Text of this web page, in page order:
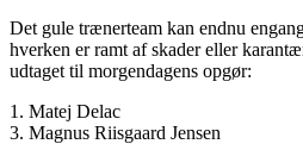
Det gule trænerteam kan endnu
hverken er ramt af skader eller
udtaget til morgendagens opgør:
1. Matej Delac
3. Magnus Riisgaard Jensen